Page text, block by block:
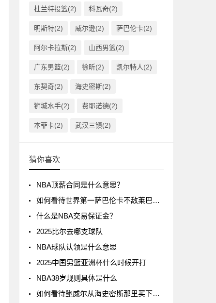
杜兰特投篮(2) 科瓦奇(2)
明斯特(2) 威尔逊(2) 萨巴伦卡(2)
阿尔卡拉斯(2) 山西男篮(2)
广东男篮(2) 徐昕(2) 凯尔特人(2)
东契奇(2) 海史密斯(2)
狮城水手(2) 费耶诺德(2)
本菲卡(2) 武汉三镇(2)
猜你喜欢
NBA顶薪合同是什么意思？
如何看待世界第一萨巴伦卡不敌莱巴金娜?
什么是NBA交易保证金？
2025比尔去哪支球队
NBA球队认领是什么意思
2025中国男篮亚洲杯什么时候开打
NBA38岁规则具体是什么
如何看待鲍威尔从海史密斯那里买下了24号球衣